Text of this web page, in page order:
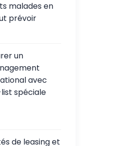
malades en
prévoir
un
avec
spéciale
de leasing et